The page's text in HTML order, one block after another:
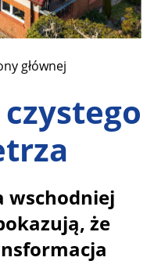
głównej
wschodniej
że